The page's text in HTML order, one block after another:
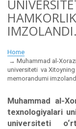
IMZOLANDI.
Home
Muhammad al-
universiteti va
memorandumi
Muhammad al-
texnologiyalari
universiteti